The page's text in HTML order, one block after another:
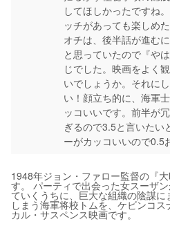
してほしかったですね
ッチがあっても楽しめ
オチは、後半話が進む
と思っていたので『や
じでした。映画をよく
いでしょうか。それに
い！顔立ち的に、海軍
ッコいいです。前半が
ぎるので3.5と言いたい
ーがカッコいいので0.5
1948年ジョン・ファロー監督の『
す。 パーティで出会った女スーザ
ていくうちに、巨大な組織の陰謀
しまう海軍将校トムを、ケビンコ
カル・サスペンス映画です。